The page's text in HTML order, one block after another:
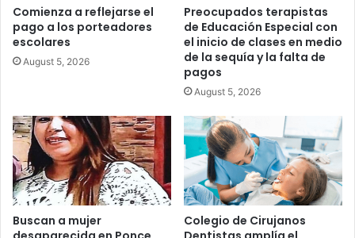
Comienza a reflejarse el
pago a los porteadores
escolares
August 5, 2026
Preocupados terapistas
de Educación Especial con
el inicio de clases en medio
de la sequía y la falta de
pagos
August 5, 2026
Buscan a mujer
Colegio de Cirujanos